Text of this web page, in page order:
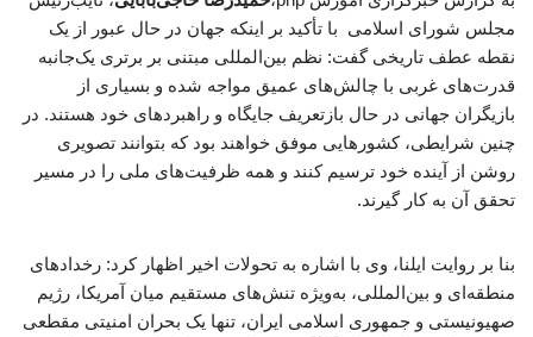
مجلس شورای اسلامی با تأکید بر اینکه جهان در حال عبور از یک
نقطه عطف تاریخی گفت: نظم بین‌المللی مبتنی بر برتری یک‌جانبه
قدرت‌های غربی با چالش‌های عمیق مواجه شده و بسیاری از
بازیگران جهانی در حال بازتعریف جایگاه و راهبردهای خود هستند. در
چنین شرایطی، کشورهایی موفق خواهند بود که بتوانند تصویری
روشن از آینده خود ترسیم کنند و همه ظرفیت‌های ملی را در مسیر
تحقق آن به کار گیرند.
بنا بر روایت ایلنا، وی با اشاره به تحولات اخیر اظهار کرد: رخدادهای
منطقه‌ای و بین‌المللی، به‌ویژه تنش‌های مستقیم میان آمریکا، رژیم
صهیونیستی و جمهوری اسلامی ایران، تنها یک بحران امنیتی مقطعی